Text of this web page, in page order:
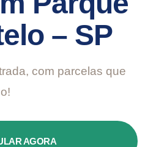
– SP
com parcelas que
AGORA